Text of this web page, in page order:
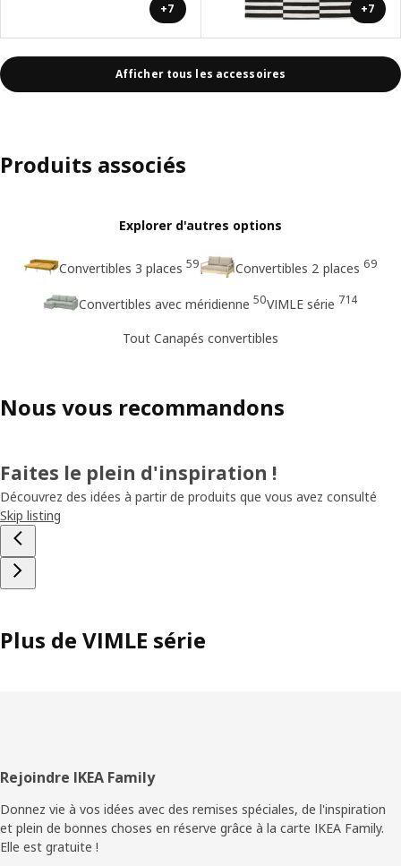
+7 +7
Afficher tous les accessoires
Produits associés
Explorer d'autres options
Convertibles 3 places 59 Convertibles 2 places 69
Convertibles avec méridienne 50VIMLE série 714
Tout Canapés convertibles
Nous vous recommandons
Faites le plein d'inspiration !
Découvrez des idées à partir de produits que vous avez consulté
Skip listing
Plus de VIMLE série
Pied
de
page
Rejoindre IKEA Family
Donnez vie à vos idées avec des remises spéciales, de l'inspiration
et plein de bonnes choses en réserve grâce à la carte IKEA Family.
Elle est gratuite !